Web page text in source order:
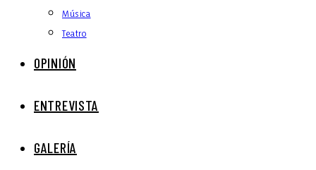
Música
Teatro
OPINIÓN
ENTREVISTA
GALERÍA